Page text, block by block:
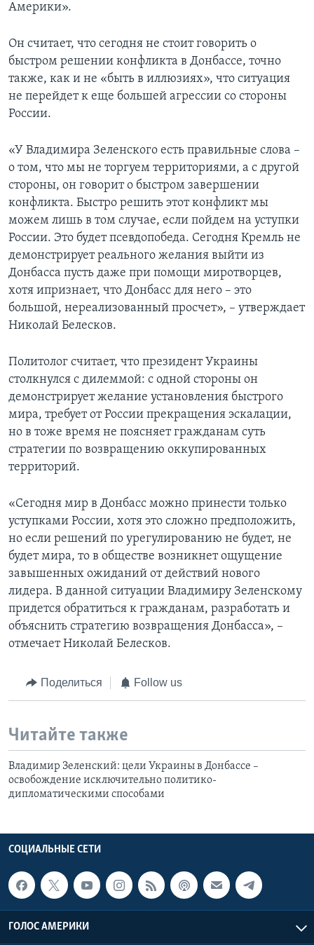
Америки».
Он считает, что сегодня не стоит говорить о
быстром решении конфликта в Донбассе, точно
также, как и не «быть в иллюзиях», что ситуация
не перейдет к еще большей агрессии со стороны
России.
«У Владимира Зеленского есть правильные слова –
о том, что мы не торгуем территориями, а с другой
стороны, он говорит о быстром завершении
конфликта. Быстро решить этот конфликт мы
можем лишь в том случае, если пойдем на уступки
России. Это будет псевдопобеда. Сегодня Кремль не
демонстрирует реального желания выйти из
Донбасса пусть даже при помощи миротворцев,
хотя ипризнает, что Донбасс для него – это
большой, нереализованный просчет», – утверждает
Николай Белесков.
Политолог считает, что президент Украины
столкнулся с дилеммой: с одной стороны он
демонстрирует желание установления быстрого
мира, требует от России прекращения эскалации,
но в тоже время не поясняет гражданам суть
стратегии по возвращению оккупированных
территорий.
«Сегодня мир в Донбасс можно принести только
уступками России, хотя это сложно предположить,
но если решений по урегулированию не будет, не
будет мира, то в обществе возникнет ощущение
завышенных ожиданий от действий нового
лидера. В данной ситуации Владимиру Зеленскому
придется обратиться к гражданам, разработать и
объяснить стратегию возвращения Донбасса», –
отмечает Николай Белесков.
Поделиться Follow us
Читайте также
Владимир Зеленский: цели Украины в Донбассе –
освобождение исключительно политико-
дипломатическими способами
СОЦИАЛЬНЫЕ СЕТИ
ГОЛОС АМЕРИКИ